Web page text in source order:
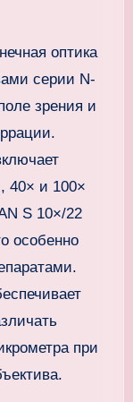
оптика
серии N-
зрения и
40× и 100×
S 10×/22
особенно
при